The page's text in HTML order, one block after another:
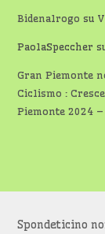
Bidenalrogo su
PaolaSpeccher
Gran Piemonte
Ciclismo :
Piemonte 2024
Spondeticino